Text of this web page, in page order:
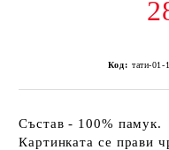
Код: тати-01-1
Състав - 100% памук.
Картинката се прави